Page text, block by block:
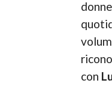
con